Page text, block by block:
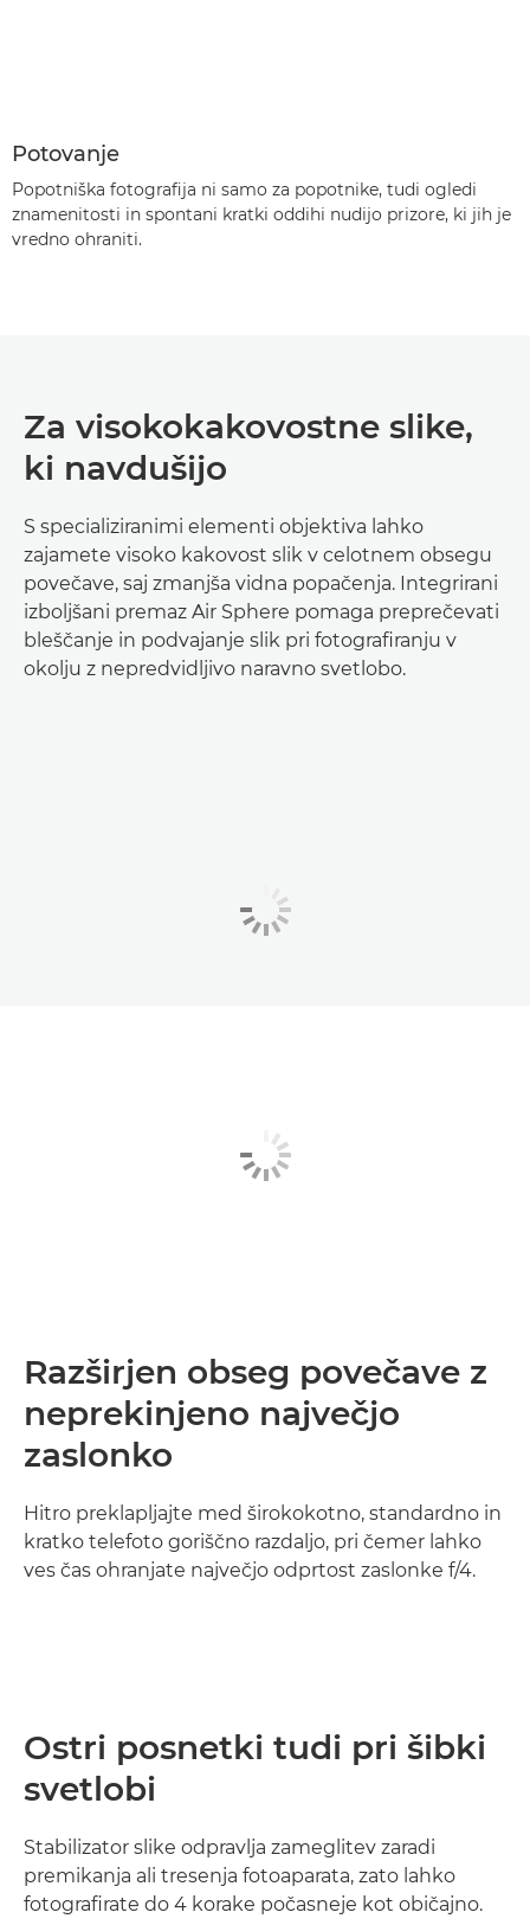
Potovanje
Popotniška fotografija ni samo za popotnike, tudi ogledi
znamenitosti in spontani kratki oddihi nudijo prizore, ki jih je
vredno ohraniti.
Za visokokakovostne slike,
ki navdušijo
S specializiranimi elementi objektiva lahko
zajamete visoko kakovost slik v celotnem obsegu
povečave, saj zmanjša vidna popačenja. Integrirani
izboljšani premaz Air Sphere pomaga preprečevati
bleščanje in podvajanje slik pri fotografiranju v
okolju z nepredvidljivo naravno svetlobo.
Razširjen obseg povečave z
neprekinjeno največjo
zaslonko
Hitro preklapljajte med širokokotno, standardno in
kratko telefoto goriščno razdaljo, pri čemer lahko
ves čas ohranjate največjo odprtost zaslonke f/4.
Ostri posnetki tudi pri šibki
svetlobi
Stabilizator slike odpravlja zameglitev zaradi
premikanja ali tresenja fotoaparata, zato lahko
fotografirate do 4 korake počasneje kot običajno.